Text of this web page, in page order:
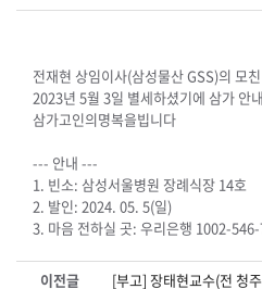
전재현 상임이사(삼성물산 GSS)의 모
2023년 5월 3일 별세하셨기에 삼가 안
삼가고인의명복을빕니다
--- 안내 ---
1. 빈소: 삼성서울병원 장례식장 14호
2. 발인: 2024. 05. 5(일)
3. 마음 전하실 곳: 우리은행 1002-
이전글
[부고] 장태현교수(전